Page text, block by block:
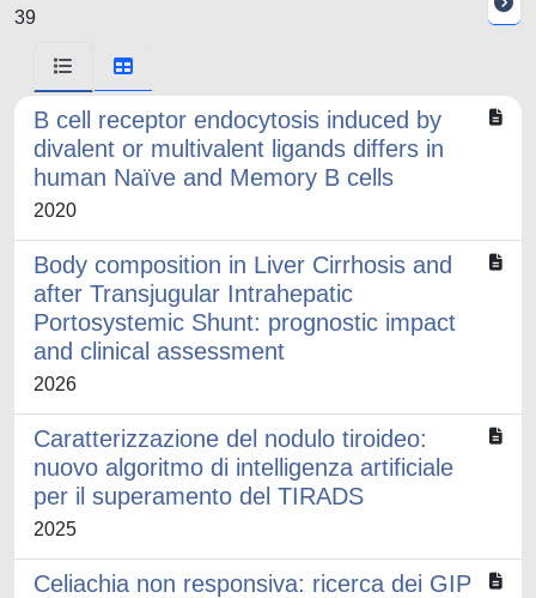
39
B cell receptor endocytosis induced by
divalent or multivalent ligands differs in
human Naïve and Memory B cells
2020
Body composition in Liver Cirrhosis and
after Transjugular Intrahepatic
Portosystemic Shunt: prognostic impact
and clinical assessment
2026
Caratterizzazione del nodulo tiroideo:
nuovo algoritmo di intelligenza artificiale
per il superamento del TIRADS
2025
Celiachia non responsiva: ricerca dei GIP